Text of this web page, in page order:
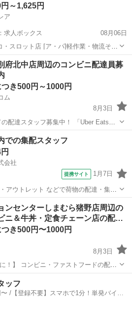
～1,625円
ア
求人ボックス
08月06日
・スロット店 [ア・パ]軽作業・物流その
ート <給与> [ア・パ]時給1,200円～
15,000円(1日辺りの上限は500円/日)...
府北中店周辺のコンビニ配達員募
き500円～1000円
ム
8月3日
配達スタッフ募集中！ 「Uber Eats」
用アプリを使ってお仕事するスタイル
、受けるかどうかを自由に選べます！
ローソン
での集配スタッフ
会社
提携サイト 1月7日
アウトレット などで荷物の配達・集荷
、アパレル用品などです。 物の大き
り扱います。 【一日のスケジ
...
ンセンターしまむら猪野店周辺の
ニ＆牛丼・定食チェーン店の配…
き500円〜1000円
8月3日
！】 コンビニ・ファストフードの配達
で空いた時間にサクッと配達！ 配達す
その場で自由に決められます♪
ッフ
/【登録不要】スマホで1分！単発バイト